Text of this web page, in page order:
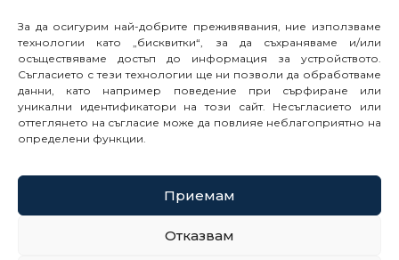
За да осигурим най-добрите преживявания, ние използваме
технологии като „бисквитки“, за да съхраняваме и/или
осъществяваме достъп до информация за устройството.
Съгласието с тези технологии ще ни позволи да обработваме
данни, като например поведение при сърфиране или
уникални идентификатори на този сайт. Несъгласието или
оттеглянето на съгласие може да повлияе неблагоприятно на
определени функции.
Приемам
Отказвам